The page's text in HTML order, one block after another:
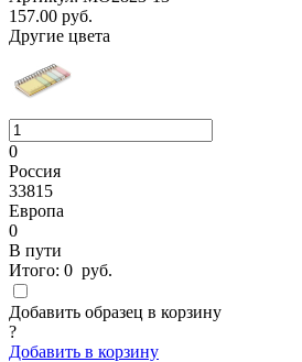
157.00 руб.
Другие цвета
0
Россия
33815
Европа
0
В пути
Итого: 0 руб.
Добавить образец в корзину
?
Добавить в корзину